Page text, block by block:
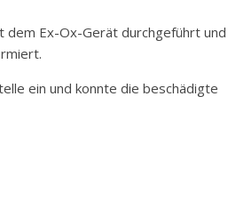
Ex-Ox-Gerät durchgeführt und
ein und konnte die beschädigte